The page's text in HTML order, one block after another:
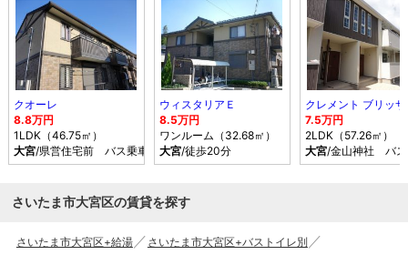
クオーレ
8.8万円
1LDK（46.75㎡）
大宮/県営住宅前 バス乗車時間17分 停歩7分
ウィスタリアＥ
8.5万円
ワンルーム（32.68㎡）
大宮/徒歩20分
クレメント ブリッサ
7.5万円
2LDK（57.26㎡）
大宮/金山神社 バ
さいたま市大宮区の賃貸を探す
さいたま市大宮区+給湯
さいたま市大宮区+バストイレ別